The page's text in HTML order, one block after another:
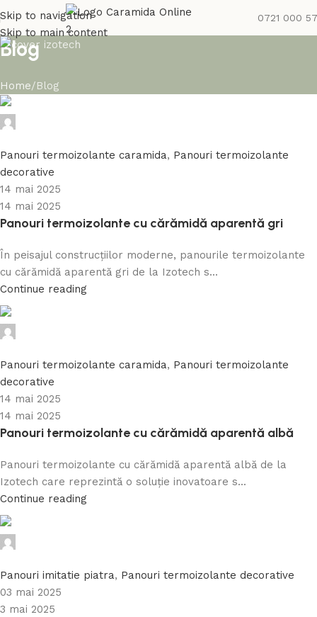
Skip to navigation
Skip to main content
0721 000
Blog
Home Blog
Panouri termoizolante caramida, Panouri termoizolante
decorative
14 mai 2025
14 mai 2025
Panouri termoizolante cu cărămidă aparentă gri
În peisajul construcțiilor moderne, panourile termoizolante
cu cărămidă aparentă gri de la Izotech s...
Continue reading
Panouri termoizolante caramida, Panouri termoizolante
decorative
14 mai 2025
14 mai 2025
Panouri termoizolante cu cărămidă aparentă albă
Panouri termoizolante cu cărămidă aparentă albă de la
Izotech care reprezintă o soluție inovatoare s...
Continue reading
Panouri imitatie piatra, Panouri termoizolante decorative
03 mai 2025
3 mai 2025